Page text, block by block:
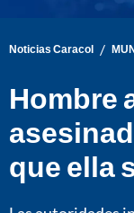
Noticias Caracol /
Hombre
que ella